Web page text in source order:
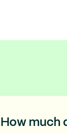
How much